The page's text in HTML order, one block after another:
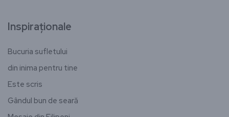
Inspiraționale
Bucuria sufletului
din inima pentru tine
Este scris
Gândul bun de seară